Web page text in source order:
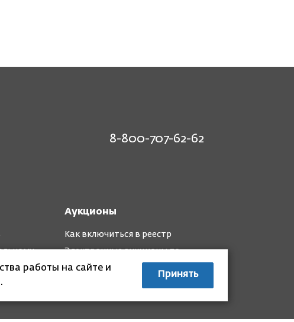
8-800-707-62-62
Аукционы
Как включиться в реестр
Электронные аукционы по
капремонту
работы на сайте и
Принять